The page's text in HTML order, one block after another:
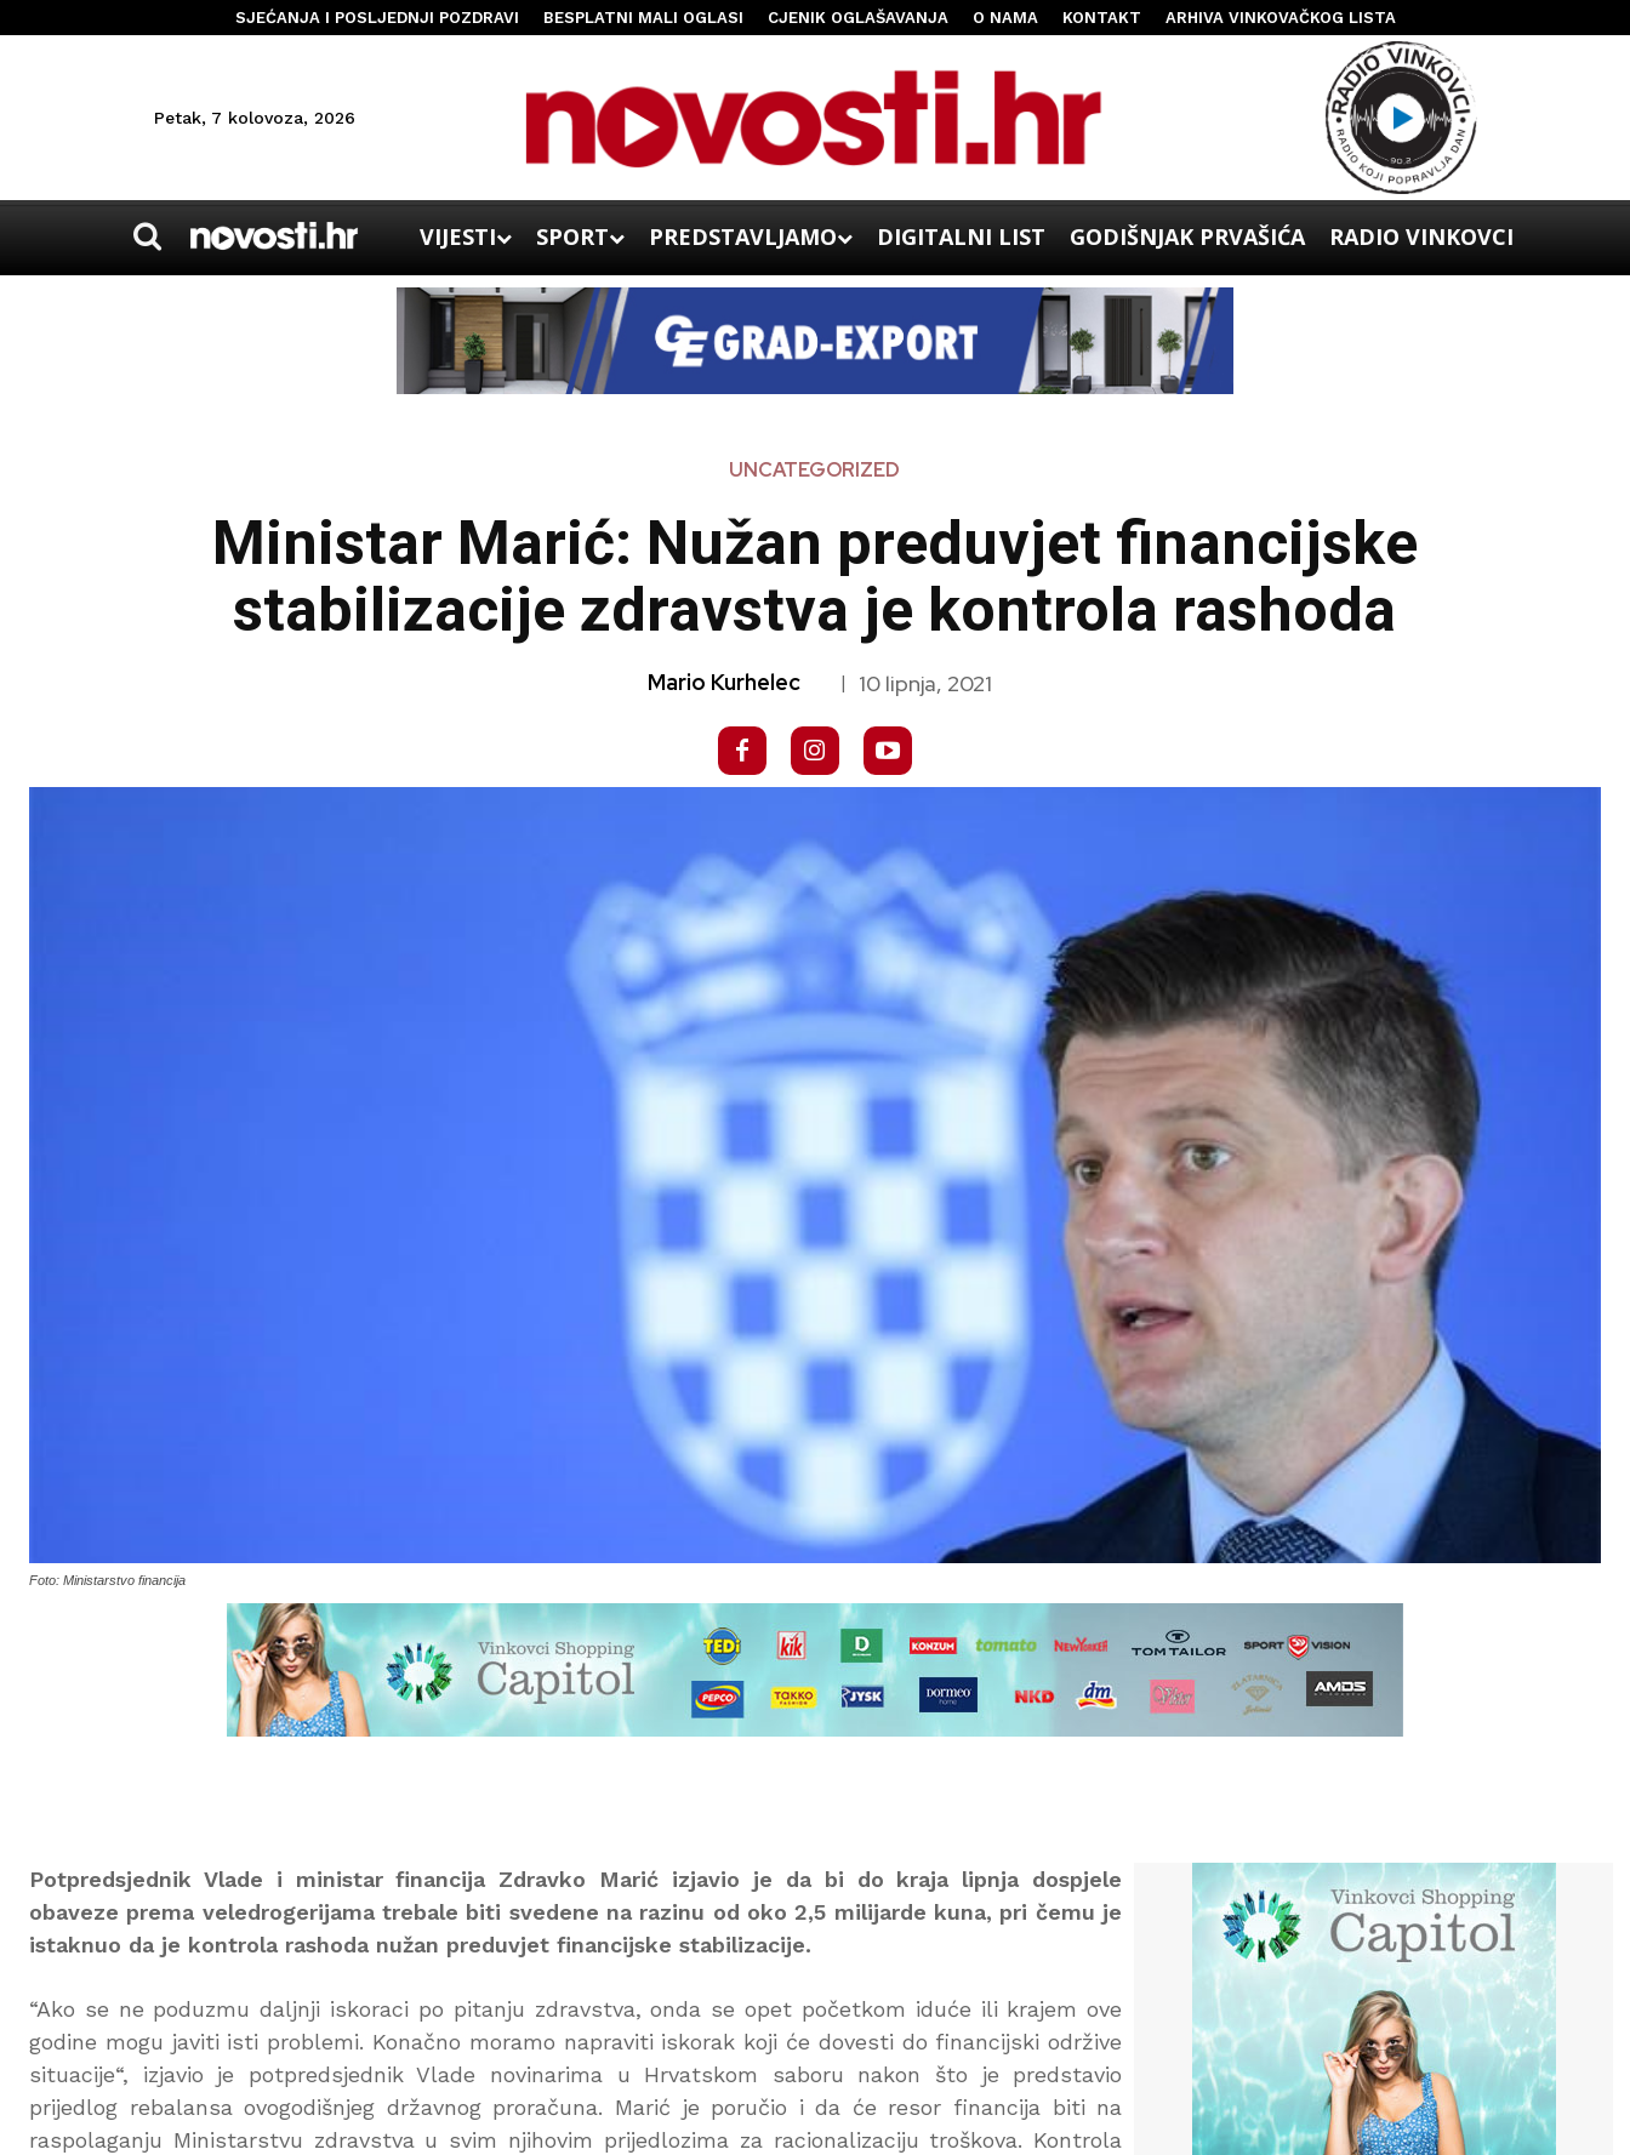
SJEĆANJA I POSLJEDNJI POZDRAVI BESPLATNI MALI OGLASI CJENIK OGLAŠAVANJA O NAMA KONTAKT ARHIVA VINKOVAČKOG LISTA
Petak, 7 kolovoza, 2026
VIJESTI SPORT PREDSTAVLJAMO DIGITALNI LIST GODIŠNJAK PRVAŠIĆA RADIO VINKOVCI
UNCATEGORIZED
Ministar Marić: Nužan preduvjet financijske
stabilizacije zdravstva je kontrola rashoda
Mario Kurhelec | 10 lipnja, 2021
Foto: Ministarstvo financija
Potpredsjednik Vlade i ministar financija Zdravko Marić izjavio je da bi do kraja lipnja dospjele
obaveze prema veledrogerijama trebale biti svedene na razinu od oko 2,5 milijarde kuna, pri čemu je
istaknuo da je kontrola rashoda nužan preduvjet financijske stabilizacije.
“Ako se ne poduzmu daljnji iskoraci po pitanju zdravstva, onda se opet početkom iduće ili krajem ove
godine mogu javiti isti problemi. Konačno moramo napraviti iskorak koji će dovesti do financijski održive
situacije“, izjavio je potpredsjednik Vlade novinarima u Hrvatskom saboru nakon što je predstavio
prijedlog rebalansa ovogodišnjeg državnog proračuna. Marić je poručio i da će resor financija biti na
raspolaganju Ministarstvu zdravstva u svim njihovim prijedlozima za racionalizaciju troškova. Kontrola